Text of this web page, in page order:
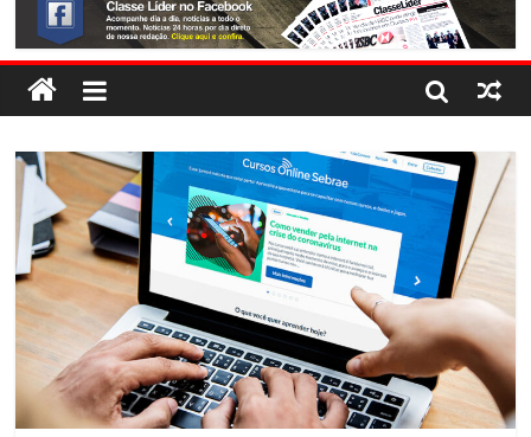
LORENA, PINDAMONHANGABA E QUELUZ NA RETA FINAL
PELA FÁBRICA DA COCA-COLA!